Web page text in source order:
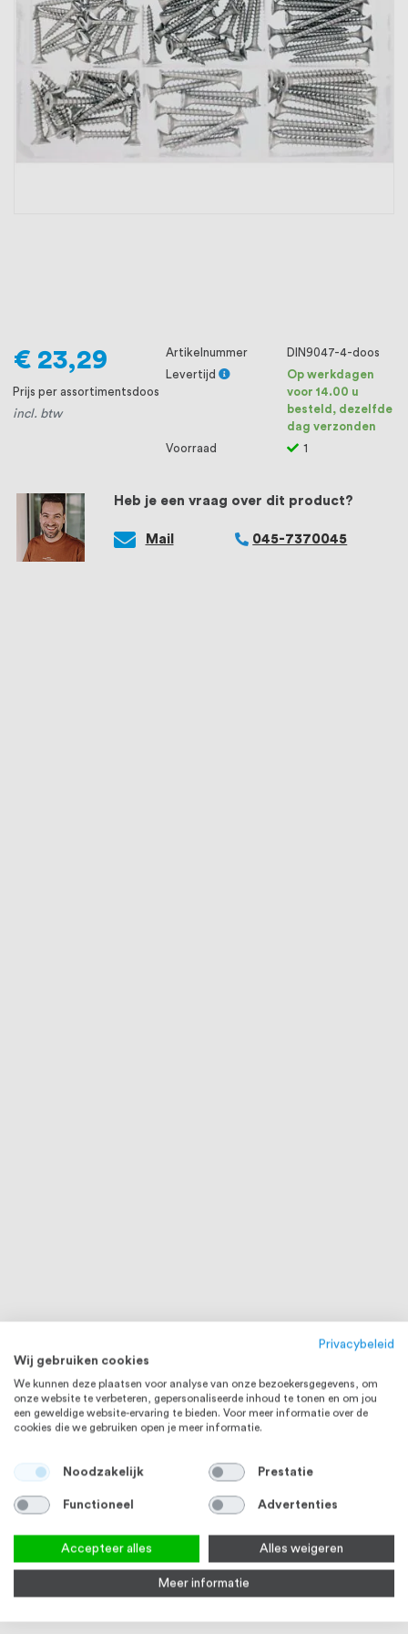
ons voorop, want we geloven dat een
goede relatie met onze klanten het
verschil maakt.
Heb je een vraag over dit product?
Mail 045-7370045
€ 23,29
Prijs per assortimentsdoos
incl. btw
Artikelnummer
DIN9047-4-doos
Levertijd
Op werkdagen
voor 14.00 u
besteld, dezelfde
dag verzonden
Voorraad
1
Privacybeleid
Wij gebruiken cookies
We kunnen deze plaatsen voor analyse van onze bezoekersgegevens, om
onze website te verbeteren, gepersonaliseerde inhoud te tonen en om jou
een geweldige website-ervaring te bieden. Voor meer informatie over de
cookies die we gebruiken open je meer informatie.
Noodzakelijk Prestatie
Functioneel Advertenties
Accepteer alles Alles weigeren
Meer informatie